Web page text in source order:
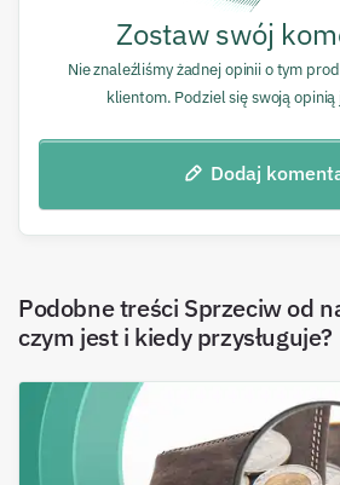
Zostaw swój
Nie znaleźliśmy żadnej opinii o tym
klientom. Podziel się swoją opinią
Dodaj
Podobne treści Sprzeciw od
czym jest i kiedy przysługuje?